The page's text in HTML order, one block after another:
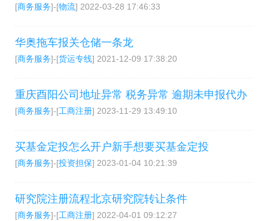
[商务服务]-[物流] 2022-03-28 17:46:33
华奥拖车报关仓储一条龙
[商务服务]-[货运专线] 2021-12-09 17:38:20
重庆酉阳公司地址异常 税务异常 逾期未申报代办
[商务服务]-[工商注册] 2023-11-29 13:49:10
买基金定投怎么开户新手想要买基金定投
[商务服务]-[投资担保] 2023-01-04 10:21:39
研究院注册流程北京研究院转让条件
[商务服务]-[工商注册] 2022-04-01 09:12:27